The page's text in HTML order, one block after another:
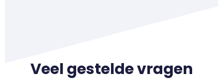
Veel gestelde vragen